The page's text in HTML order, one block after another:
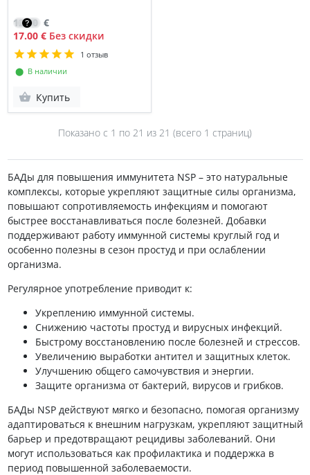
12.10 €
17.00 €Без скидки
1 отзыв
⬤ В наличии
Купить
Показано с 1 по 21 из 21 (всего 1 страниц)
БАДы для повышения иммунитета NSP – это натуральные
комплексы, которые укрепляют защитные силы организма,
повышают сопротивляемость инфекциям и помогают
быстрее восстанавливаться после болезней. Добавки
поддерживают работу иммунной системы круглый год и
особенно полезны в сезон простуд и при ослаблении
организма.
Регулярное употребление приводит к:
Укреплению иммунной системы.
Снижению частоты простуд и вирусных инфекций.
Быстрому восстановлению после болезней и стрессов.
Увеличению выработки антител и защитных клеток.
Улучшению общего самочувствия и энергии.
Защите организма от бактерий, вирусов и грибков.
БАДы NSP действуют мягко и безопасно, помогая организму
адаптироваться к внешним нагрузкам, укрепляют защитный
барьер и предотвращают рецидивы заболеваний. Они
могут использоваться как профилактика и поддержка в
период повышенной заболеваемости.